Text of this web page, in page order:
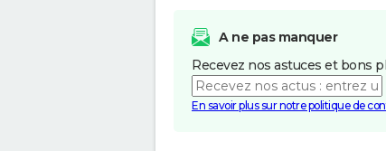
A ne pas manquer
Recevez nos astuces et bons
En savoir plus sur notre politique de